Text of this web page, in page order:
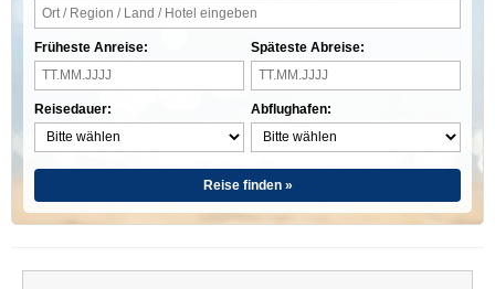
Früheste Anreise:
Reisedauer:
Späteste Abreise:
Abflughafen:
Reise finden »